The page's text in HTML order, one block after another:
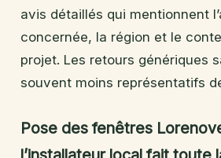
avis détaillés qui mentionnent
concernée, la région et le
projet. Les retours génériques
souvent moins représentatifs
Pose des fenêtres